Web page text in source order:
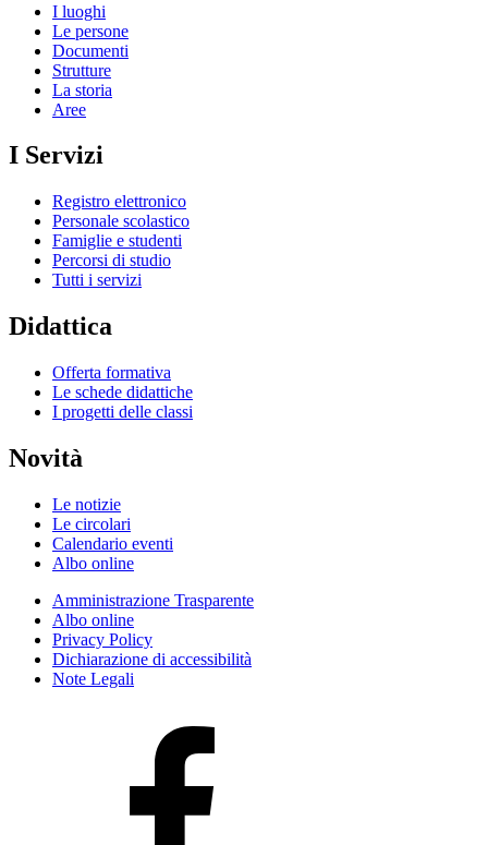
I luoghi
Le persone
Documenti
Strutture
La storia
Aree
I Servizi
Registro elettronico
Personale scolastico
Famiglie e studenti
Percorsi di studio
Tutti i servizi
Didattica
Offerta formativa
Le schede didattiche
I progetti delle classi
Novità
Le notizie
Le circolari
Calendario eventi
Albo online
Amministrazione Trasparente
Albo online
Privacy Policy
Dichiarazione di accessibilità
Note Legali